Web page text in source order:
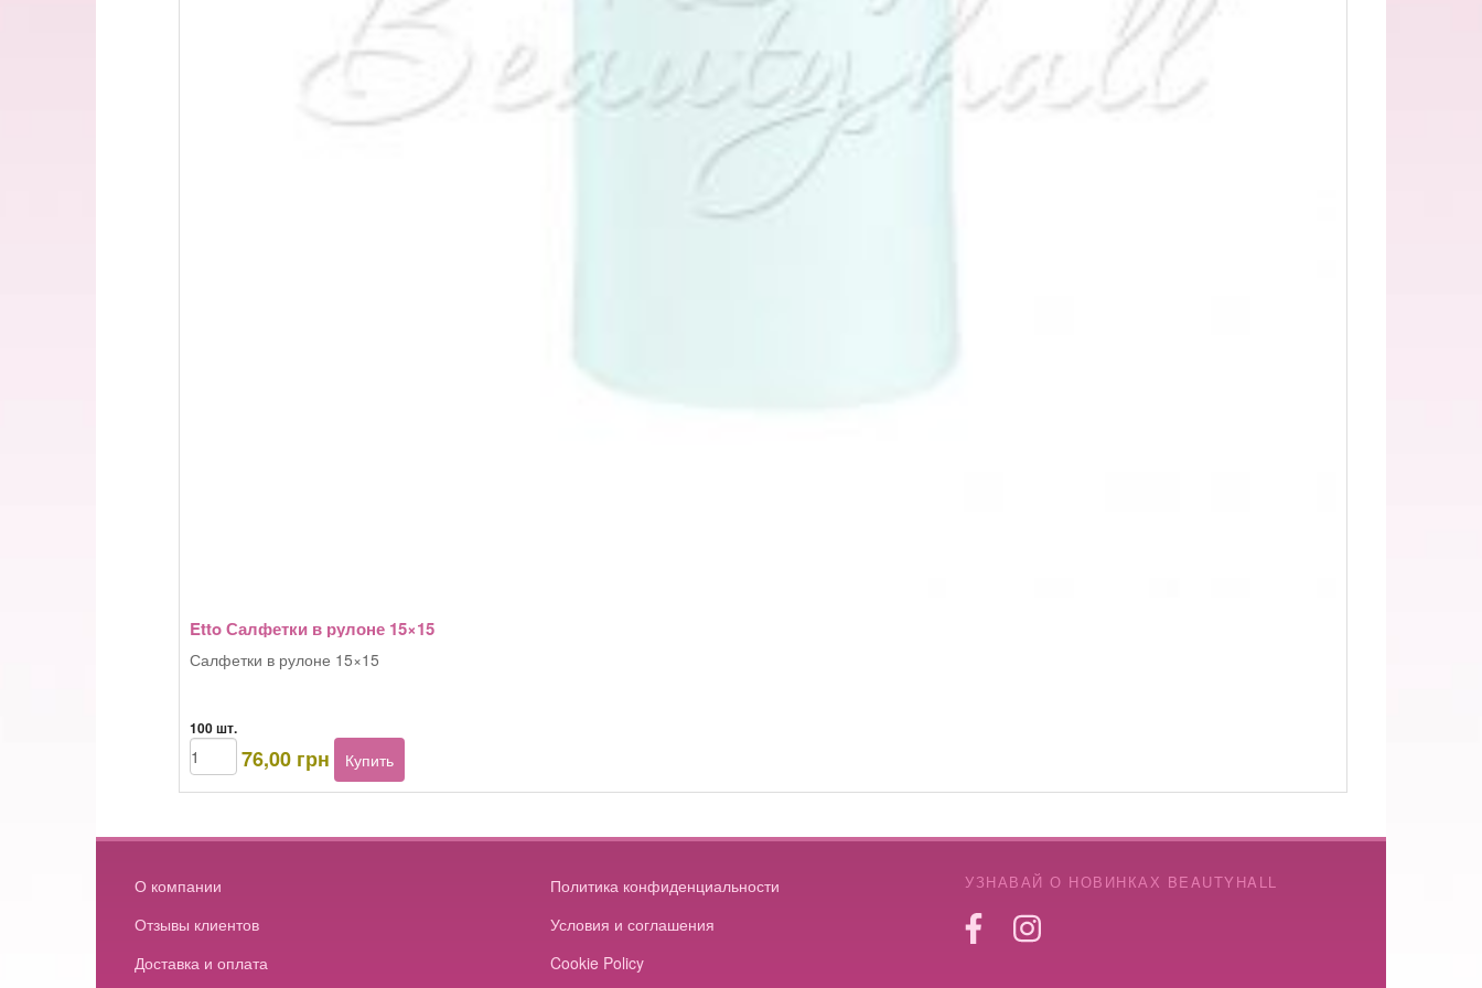
Etto Салфетки в рулоне 15×15
Салфетки в рулоне 15×15
100 шт.
76,00 грн
Количество
товара
Etto
в
15x15
Купить
О компании
Отзывы клиентов
Доставка и оплата
Политика конфиденциальности
Условия и соглашения
Cookie Policy
УЗНАВАЙ О НОВИНКАХ BEAUTYHALL